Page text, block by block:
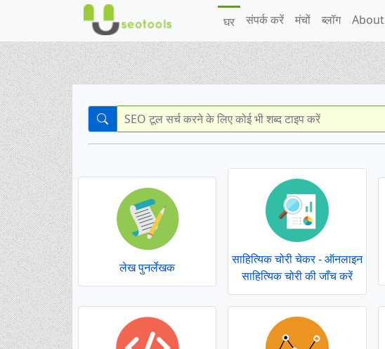
घर संपर्क करें मंचों ब्लॉग About
लेख पुनर्लेखक
साहित्यिक चोरी चेकर - ऑनलाइन
साहित्यिक चोरी की जाँच करें